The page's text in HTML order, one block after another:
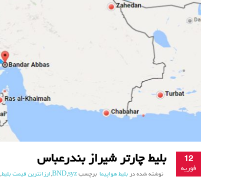
12
فوریه
بلیط چارتر شیراز بندرعباس
نوشته شده در بلیط هواپیما برچسب BND,syz
,ارزانترین قیمت بلیط,